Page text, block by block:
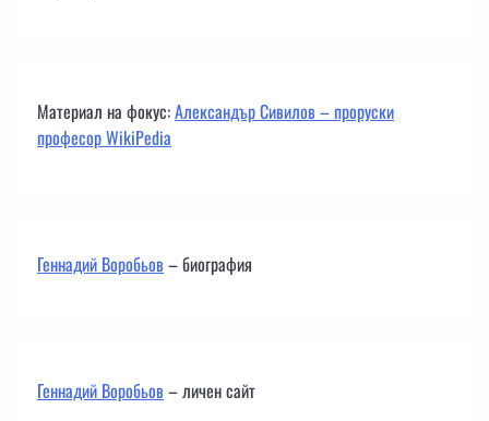
Материал на фокус:Александър Сивилов – проруски
професор WikiPedia
Геннадий Воробьов– биография
Геннадий Воробьов– личен сайт